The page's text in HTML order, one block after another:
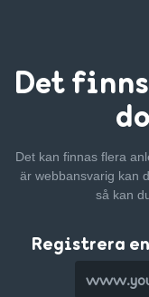
Det
Det kan finnas flera
är webbansvarig kan
så kan
Registrera